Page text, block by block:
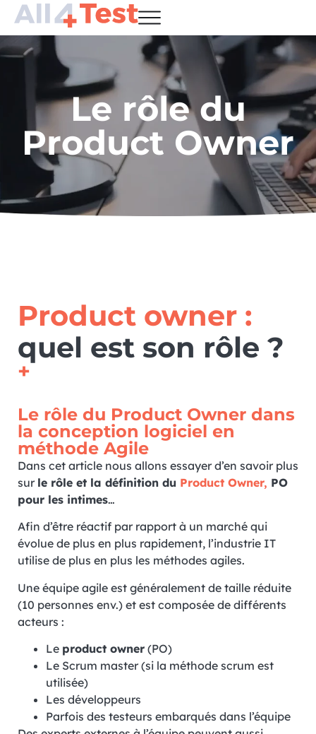
Le rôle du
Product Owner
Product owner :
quel est son rôle ?
+
Le rôle du Product Owner dans
la conception logiciel en
méthode Agile
Dans cet article nous allons essayer d’en savoir plus
sur le rôle et la définition du Product Owner, PO
pour les intimes…
Afin d’être réactif par rapport à un marché qui
évolue de plus en plus rapidement, l’industrie IT
utilise de plus en plus les méthodes agiles.
Une équipe agile est généralement de taille réduite
(10 personnes env.) et est composée de différents
acteurs :
Le product owner (PO)
Le Scrum master (si la méthode scrum est
utilisée)
Les développeurs
Parfois des testeurs embarqués dans l’équipe